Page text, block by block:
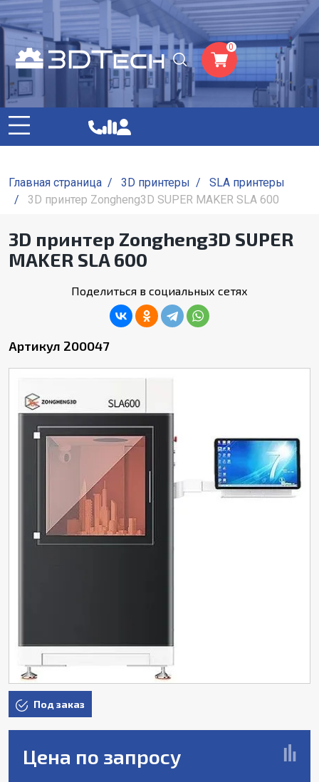
0
Главная страница / 3D принтеры /
SLA принтеры
/
3D принтер Zongheng3D SUPER MAKER SLA 600
3D принтер Zongheng3D SUPER
MAKER SLA 600
Поделиться в социальных сетях
Артикул 200047
Под заказ
Цена по запросу